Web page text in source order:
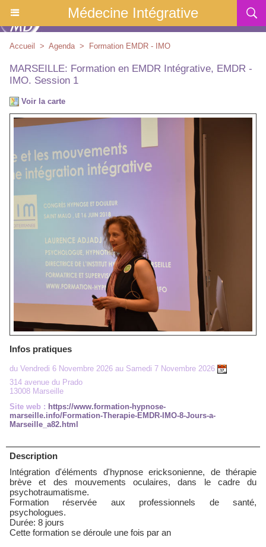
Médecine Intégrative
Accueil > Agenda > Formation EMDR - IMO
MARSEILLE: Formation en EMDR Intégrative, EMDR -
IMO. Session 1
Voir la carte
Infos pratiques
du Vendredi 6 Novembre 2026 au Samedi 7 Novembre 2026
314 avenue du Prado
13008 Marseille
Site web : https://www.formation-hypnose-
marseille.info/Formation-Therapie-EMDR-IMO-8-Jours-a-
Marseille_a82.html
Description
Intégration d'éléments d'hypnose ericksonienne, de thérapie
brève et des mouvements oculaires, dans le cadre du
psychotraumatisme.
Formation réservée aux professionnels de santé,
psychologues.
Durée: 8 jours
Cette formation se déroule une fois par an